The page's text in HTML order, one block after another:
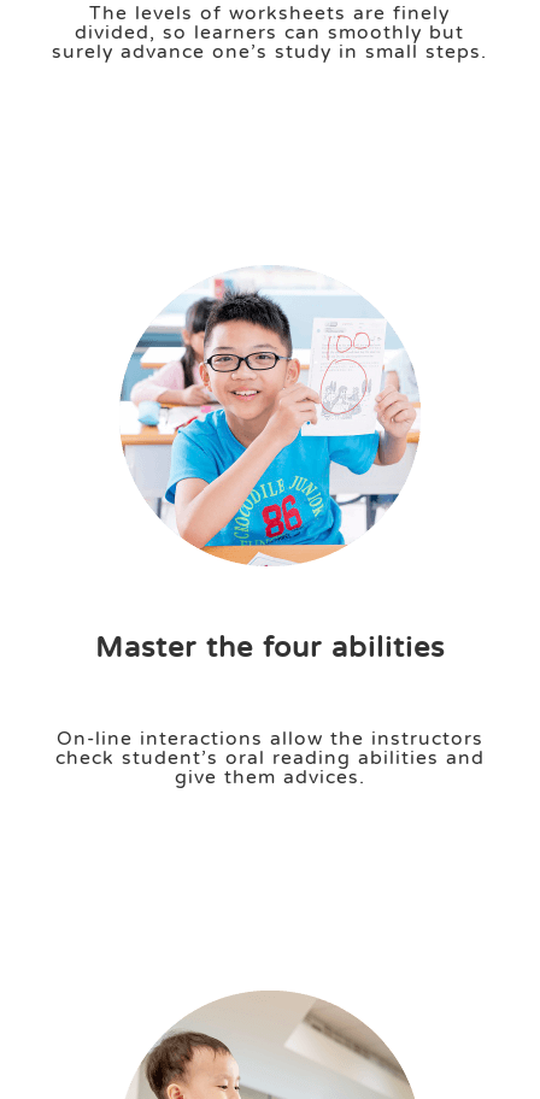
The levels of worksheets are finely
divided, so learners can smoothly but
surely advance one’s study in small steps.
Master the four abilities
On-line interactions allow the instructors
check student’s oral reading abilities and
give them advices.